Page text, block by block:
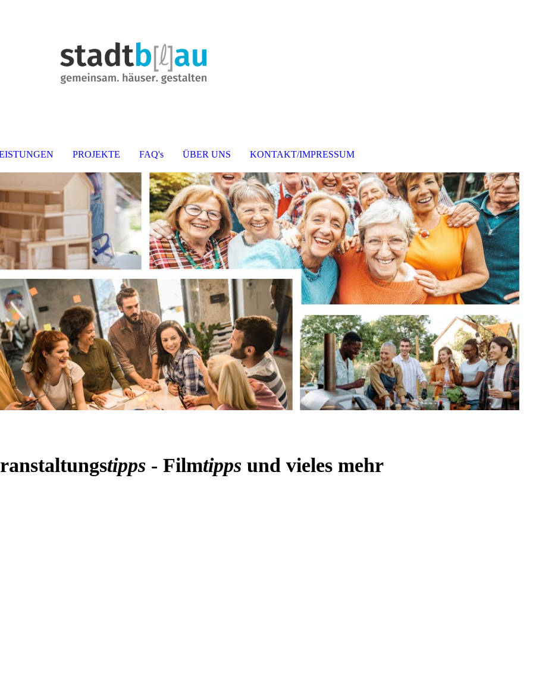
PROJEKTE FAQ's ÜBER UNS KONTAKT/IMPRESSUM
tipps - Filmtipps und vieles mehr